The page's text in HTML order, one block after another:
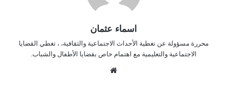
اسماء عثمان
محررة مسؤولة عن تغطية الأحداث الاجتماعية والثقافية، ، تغطي القضايا
الاجتماعية والتعليمية مع اهتمام خاص بقضايا الأطفال والشباب.